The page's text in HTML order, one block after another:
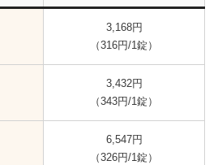
3,168円
（316円/1錠）
3,432円
（343円/1錠）
6,547円
（326円/1錠）